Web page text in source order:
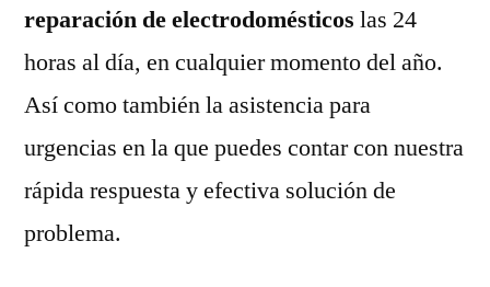
reparación de electrodomésticos las 24
horas al día, en cualquier momento del año.
Así como también la asistencia para
urgencias en la que puedes contar con nuestra
rápida respuesta y efectiva solución de
problema.